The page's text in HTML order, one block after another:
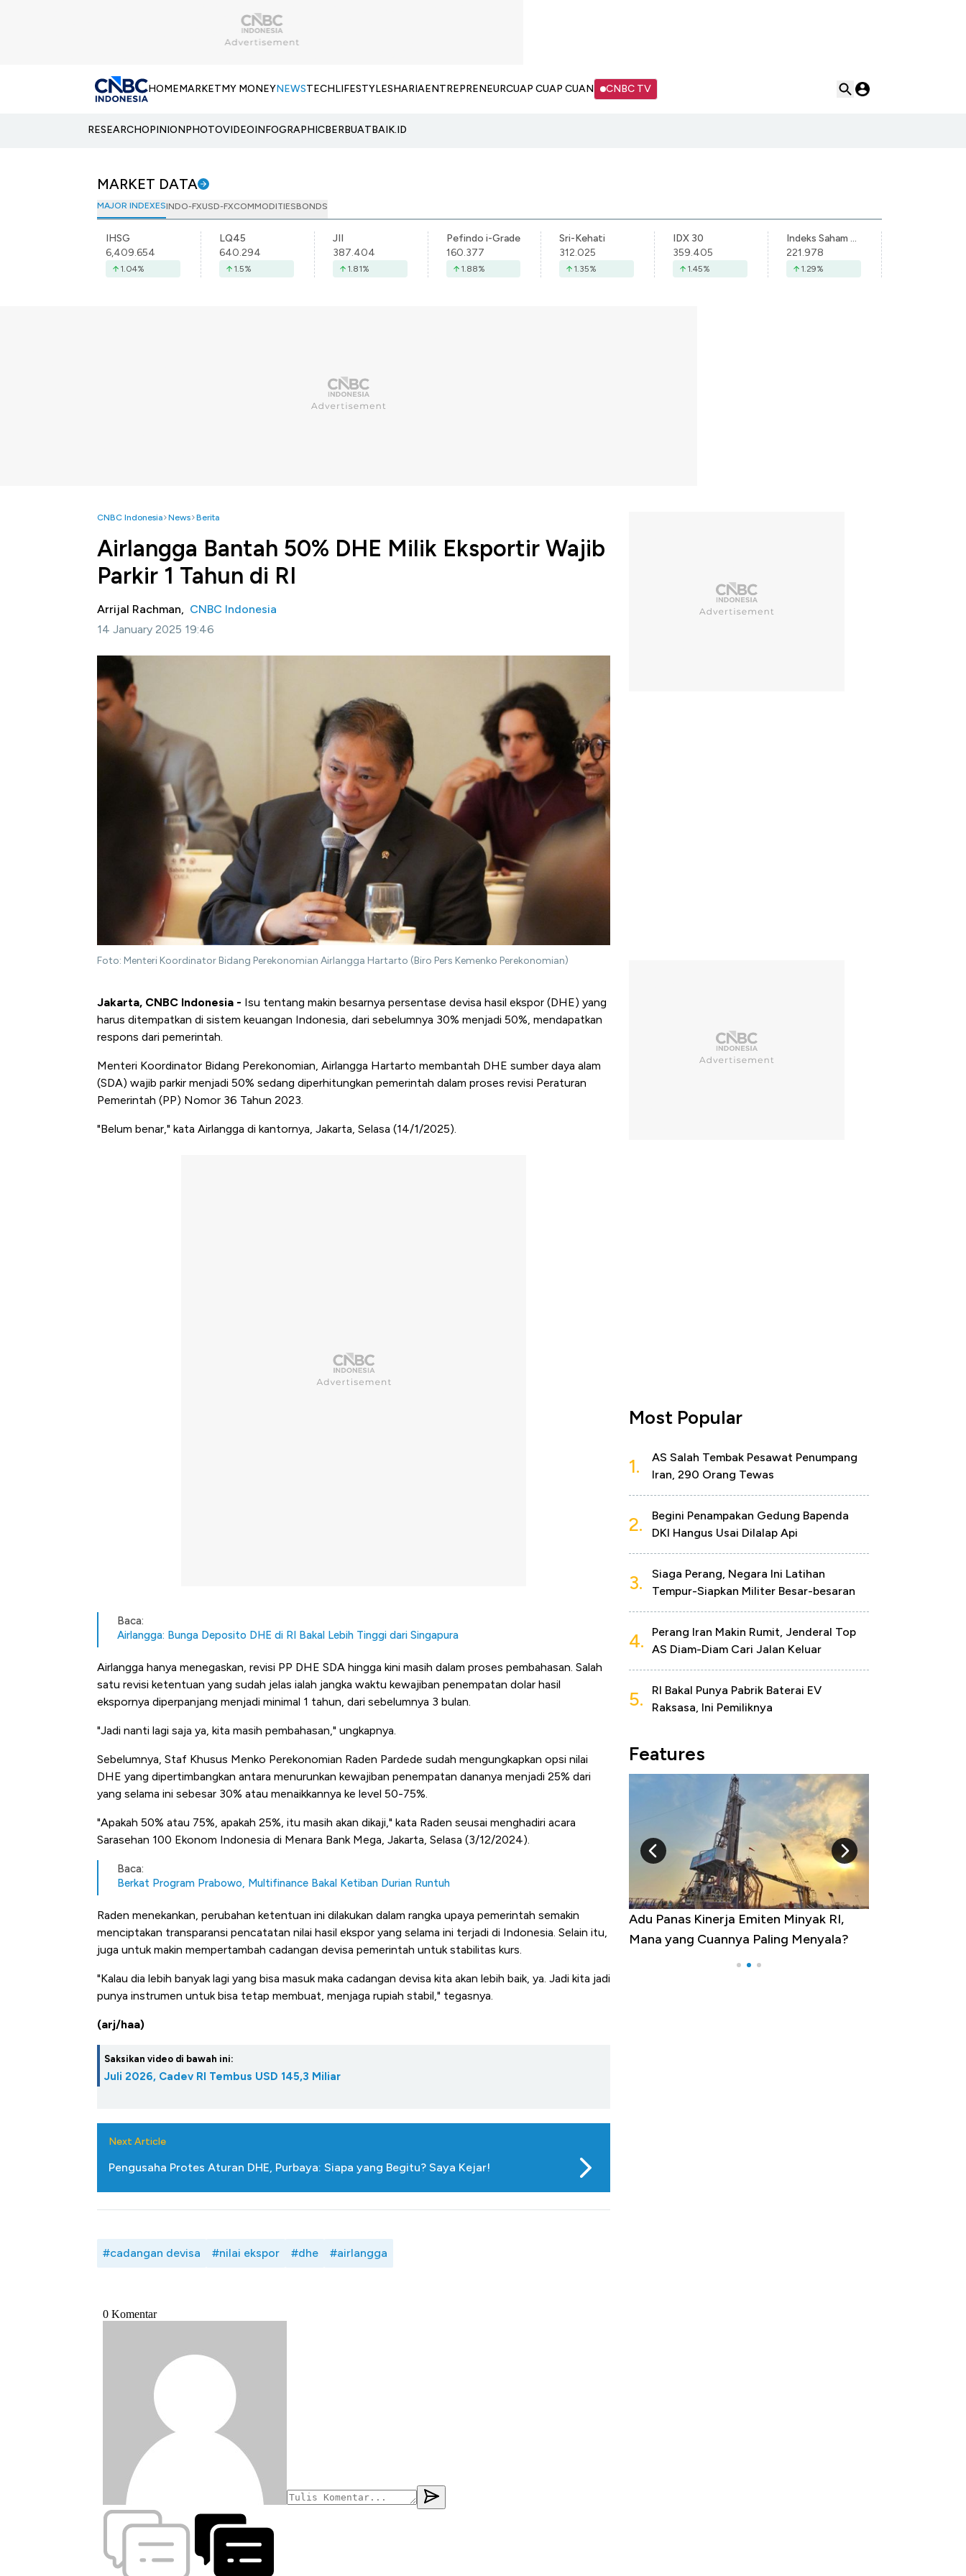
HOMEMARKETMY MONEYNEWSTECHLIFESTYLESHARIAENTREPRENEURCUAP CUAP CUAN CNBC TV
RESEARCHOPINIONPHOTOVIDEOINFOGRAPHICBERBUATBAIK.ID
MARKET DATA
MAJOR INDEXESINDO-FXUSD-FXCOMMODITIESBONDS
IHSG
6,409.654
1.04%
LQ45
640.294
1.5%
JII
387.404
1.81%
Pefindo i-Grade
160.377
1.88%
Sri-Kehati
312.025
1.35%
IDX 30
359.405
1.45%
Indeks Saham Syariah Indonesia
221.978
1.29%
CNBC Indonesia News Berita
Airlangga Bantah 50% DHE Milik Eksportir Wajib
Parkir 1 Tahun di RI
Arrijal Rachman, CNBC Indonesia
14 January 2025 19:46
Foto: Menteri Koordinator Bidang Perekonomian Airlangga Hartarto (Biro Pers Kemenko Perekonomian)
Jakarta, CNBC Indonesia - Isu tentang makin besarnya persentase devisa hasil ekspor (DHE) yang
harus ditempatkan di sistem keuangan Indonesia, dari sebelumnya 30% menjadi 50%, mendapatkan
respons dari pemerintah.
Menteri Koordinator Bidang Perekonomian, Airlangga Hartarto membantah DHE sumber daya alam
(SDA) wajib parkir menjadi 50% sedang diperhitungkan pemerintah dalam proses revisi Peraturan
Pemerintah (PP) Nomor 36 Tahun 2023.
"Belum benar," kata Airlangga di kantornya, Jakarta, Selasa (14/1/2025).
Baca:
Airlangga: Bunga Deposito DHE di RI Bakal Lebih Tinggi dari Singapura
Airlangga hanya menegaskan, revisi PP DHE SDA hingga kini masih dalam proses pembahasan. Salah
satu revisi ketentuan yang sudah jelas ialah jangka waktu kewajiban penempatan dolar hasil
ekspornya diperpanjang menjadi minimal 1 tahun, dari sebelumnya 3 bulan.
"Jadi nanti lagi saja ya, kita masih pembahasan," ungkapnya.
Sebelumnya, Staf Khusus Menko Perekonomian Raden Pardede sudah mengungkapkan opsi nilai
DHE yang dipertimbangkan antara menurunkan kewajiban penempatan dananya menjadi 25% dari
yang selama ini sebesar 30% atau menaikkannya ke level 50-75%.
"Apakah 50% atau 75%, apakah 25%, itu masih akan dikaji," kata Raden seusai menghadiri acara
Sarasehan 100 Ekonom Indonesia di Menara Bank Mega, Jakarta, Selasa (3/12/2024).
Baca:
Berkat Program Prabowo, Multifinance Bakal Ketiban Durian Runtuh
Raden menekankan, perubahan ketentuan ini dilakukan dalam rangka upaya pemerintah semakin
menciptakan transparansi pencatatan nilai hasil ekspor yang selama ini terjadi di Indonesia. Selain itu,
juga untuk makin mempertambah cadangan devisa pemerintah untuk stabilitas kurs.
"Kalau dia lebih banyak lagi yang bisa masuk maka cadangan devisa kita akan lebih baik, ya. Jadi kita jadi
punya instrumen untuk bisa tetap membuat, menjaga rupiah stabil," tegasnya.
(arj/haa)
Saksikan video di bawah ini:
Juli 2026, Cadev RI Tembus USD 145,3 Miliar
Next Article
Pengusaha Protes Aturan DHE, Purbaya: Siapa yang Begitu? Saya Kejar!
#cadangan devisa #nilai ekspor #dhe #airlangga
Most Popular
1.
AS Salah Tembak Pesawat Penumpang
Iran, 290 Orang Tewas
2.
Begini Penampakan Gedung Bapenda
DKI Hangus Usai Dilalap Api
3.
Siaga Perang, Negara Ini Latihan
Tempur-Siapkan Militer Besar-besaran
4.
Perang Iran Makin Rumit, Jenderal Top
AS Diam-Diam Cari Jalan Keluar
5.
RI Bakal Punya Pabrik Baterai EV
Raksasa, Ini Pemiliknya
Features
Kongo Tutup Keran Ekspor, Harga
Tembaga Terbang ke Zona Berbahaya
Adu Panas Kinerja Emiten Minyak RI,
Mana yang Cuannya Paling Menyala?